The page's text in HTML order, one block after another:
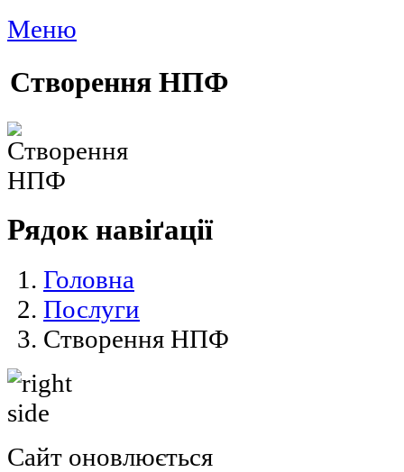
Меню
Cтворення НПФ
Рядок навіґації
Головна
Послуги
Cтворення НПФ
Сайт оновлюється